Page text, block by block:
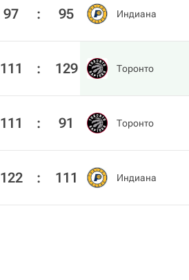
97 : 95 Индиана
111 : 129 Торонто
111 : 91 Торонто
122 : 111 Индиана